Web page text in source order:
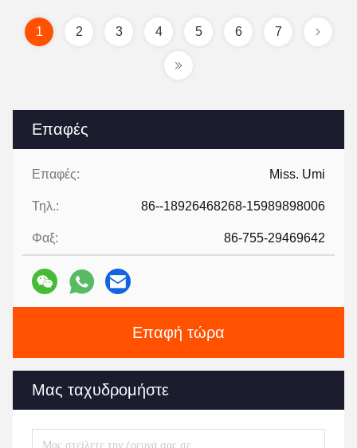
Επαφές
Επαφές: Miss. Umi
Τηλ.: 86--18926468268-15989898006
Φαξ: 86-755-29469642
Επαφή τώρα
Μας ταχυδρομήστε
εκτύπωσης
1 2 3 4 5 6 7